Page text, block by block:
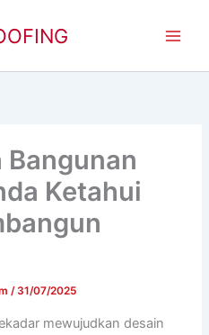
Bangunan
Ketahui
/ 31/07/2025
mewujudkan desain